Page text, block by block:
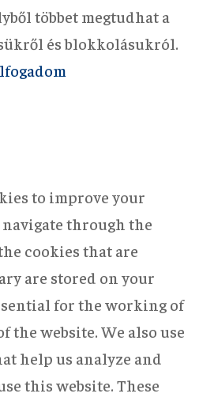
többet megtudhat a
és blokkolásukról.
to improve your
through the
cookies that are
are stored on your
for the working of
website. We also use
help us analyze and
this website. These